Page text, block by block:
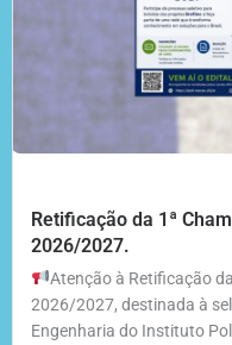
Retificação da 1ª
2026/2027.
Atenção à Retificação
2026/2027, destinada à
Engenharia do Instituto